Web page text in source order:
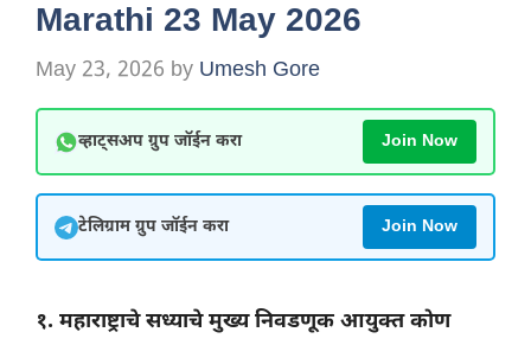
Marathi 23 May 2026
May 23, 2026 by Umesh Gore
व्हाट्सअप ग्रुप जॉईन करा Join Now
टेलिग्राम ग्रुप जॉईन करा Join Now
१. महाराष्ट्राचे सध्याचे मुख्य निवडणूक आयुक्त कोण